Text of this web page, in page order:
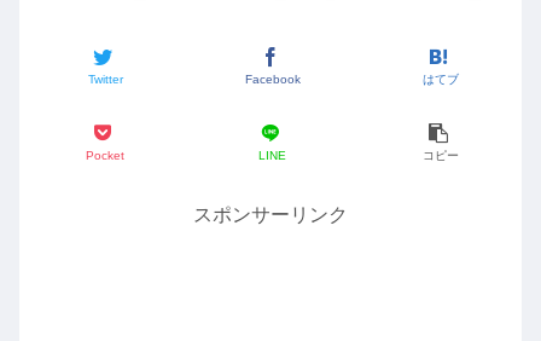
Twitter Facebook はてブ
Pocket LINE コピー
スポンサーリンク